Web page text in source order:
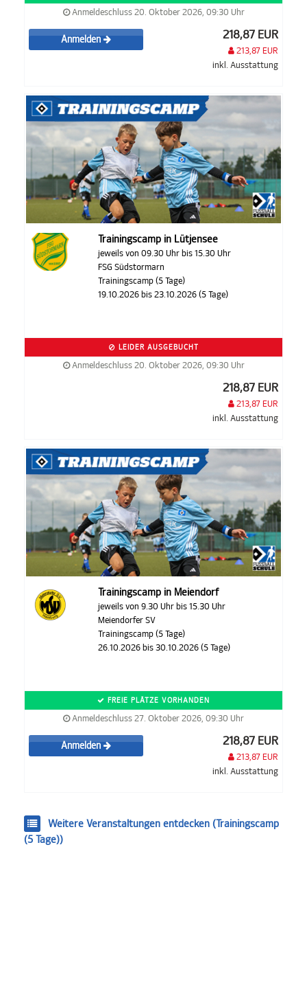
Anmeldeschluss 20. Oktober 2026, 09:30 Uhr
Anmelden 218,87 EUR
213,87 EUR
inkl. Ausstattung
Trainingscamp in Lütjensee
jeweils von 09.30 Uhr bis 15.30 Uhr
FSG Südstormarn
Trainingscamp (5 Tage)
19.10.2026 bis 23.10.2026 (5 Tage)
LEIDER AUSGEBUCHT
Anmeldeschluss 20. Oktober 2026, 09:30 Uhr
218,87 EUR
213,87 EUR
inkl. Ausstattung
Trainingscamp in Meiendorf
jeweils von 9.30 Uhr bis 15.30 Uhr
Meiendorfer SV
Trainingscamp (5 Tage)
26.10.2026 bis 30.10.2026 (5 Tage)
FREIE PLÄTZE VORHANDEN
Anmeldeschluss 27. Oktober 2026, 09:30 Uhr
Anmelden 218,87 EUR
213,87 EUR
inkl. Ausstattung
Weitere Veranstaltungen entdecken (Trainingscamp
(5 Tage))